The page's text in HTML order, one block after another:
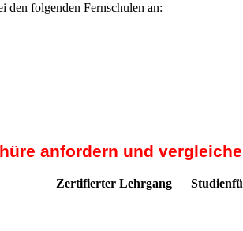
den folgenden Fernschulen an:
anfordern und
Zertifierter Lehrgang